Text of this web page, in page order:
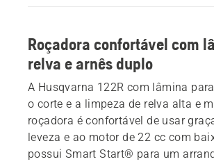
Roçadora confortável com
relva e arnês duplo
A Husqvarna 122R com lâmina
o corte e a limpeza de relva alta e
roçadora é confortável de usar
leveza e ao motor de 22 cc com
possui Smart Start® para um